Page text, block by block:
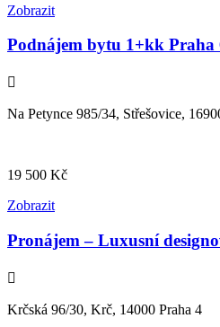
Zobrazit
Podnájem bytu 1+kk Praha
Na Petynce 985/34, Střešovice,
19 500 Kč
Zobrazit
Pronájem – Luxusní
Krčská 96/30, Krč, 14000 Praha 4